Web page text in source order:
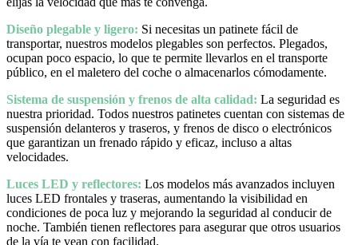
Diseño plegable y ligero: Si necesitas un patinete fácil de
transportar, nuestros modelos plegables son perfectos. Plegados,
ocupan poco espacio, lo que te permite llevarlos en el transporte
público, en el maletero del coche o almacenarlos cómodamente.
Sistema de suspensión y frenos de alta calidad: La seguridad es
nuestra prioridad. Todos nuestros patinetes cuentan con sistemas de
suspensión delanteros y traseros, y frenos de disco o electrónicos
que garantizan un frenado rápido y eficaz, incluso a altas
velocidades.
Luces LED y reflectores: Los modelos más avanzados incluyen
luces LED frontales y traseras, aumentando la visibilidad en
condiciones de poca luz y mejorando la seguridad al conducir de
noche. También tienen reflectores para asegurar que otros usuarios
de la vía te vean con facilidad.